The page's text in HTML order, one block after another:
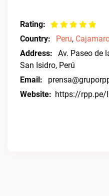
Rating:
Country:
Peru,
Address:
Av. Paseo de
San Isidro, Perú
Email:
Website: https://rpp.pe/